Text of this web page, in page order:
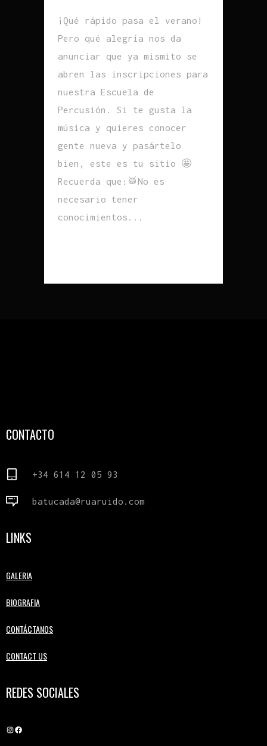
¡Qué rápido pasa el verano!
Pero qué alegría nos da
anunciar que ya mismito se
abren las inscripciones para
nuestra Escuela de
Percusión. Si te gusta la
música y quieres conocer
gente nueva y pasártelo
bien, este es tu sitio 🤩
Recuerda que:🥁No es
necesario tener
conocimientos...
CONTACTO
+34 614 12 05 93
batucada@ruaruido.com
LINKS
GALERIA
BIOGRAFIA
CONTÁCTANOS
CONTACT US
REDES SOCIALES